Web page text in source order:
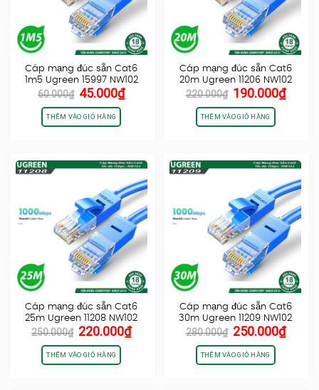
Cáp mạng đúc sẵn Cat6
1m5 Ugreen 15997 NW102
60.000₫ Giá
gốc
là:
60.000₫.
45.000₫Giá
THÊM VÀO GIỎ HÀNG
Cáp mạng đúc sẵn Cat6
20m Ugreen 11206 NW102
220.000₫ Giá
gốc
là:
220.000₫.
190.000₫Giá
THÊM VÀO GIỎ HÀNG
Cáp mạng đúc sẵn Cat6
25m Ugreen 11208 NW102
250.000₫ Giá
gốc
là:
250.000₫.
220.000₫Giá
THÊM VÀO GIỎ HÀNG
Cáp mạng đúc sẵn Cat6
30m Ugreen 11209 NW102
280.000₫ Giá
gốc
là:
280.000₫.
250.000₫Giá
THÊM VÀO GIỎ HÀNG